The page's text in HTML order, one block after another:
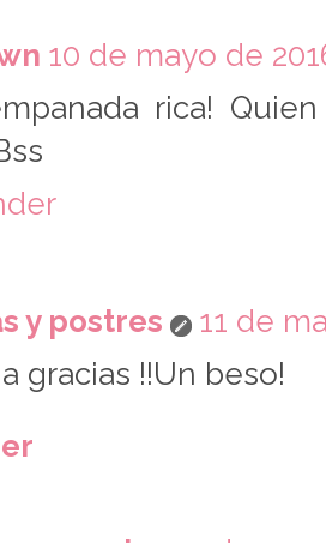
10 de mayo de
rica!
y postres
11 de
gracias !!Un beso!